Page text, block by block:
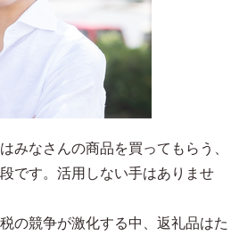
みなさんの商品を買ってもらう、
です。活用しない手はありませ
の競争が激化する中、返礼品はた